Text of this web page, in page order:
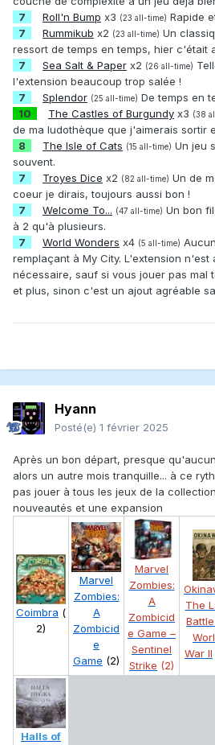
7
Roll'n Bump x3 (23 all-time) Rapide
7
Rummikub x2 (23 all-time) Un
ressort de temps en temps, hier c'était
7
Sea Salt & Paper x2 (26 all-time)
l'extension beaucoup trop salée !
7
Splendor (25 all-time) De temps en
10
The Castles of Burgundy x3 (38
de ma ludothèque que j'aimerais sortir
8
The Isle of Cats (15 all-time) Un jeu
souvent.
7
Troyes Dice x2 (82 all-time) Un de
coeur je dirais, toujours aussi bon !
7
Welcome To... (47 all-time) Un bon
à 2 qu'à plusieurs.
7
World Wonders x4 (5 all-time)
remplaçant à My City. L'extension n'est
nécessaire, sauf si vous jouer pas mal
et plus, sinon c'est un ajout agréable
Hyann
Posté(e) 1 février 2025
Après un bon départ, presque
alors un autre mois tranquille... à ce
pas jouer à tous les jeux de la
nouveautés et une expansion
Coimbra (
2)
Marvel
Zombies:
A
Zombicid
e
Game (2)
Marvel
Zombies:
A
Zombicid
e Game –
Sentinel
Strike (2)
The
War II
Halls of